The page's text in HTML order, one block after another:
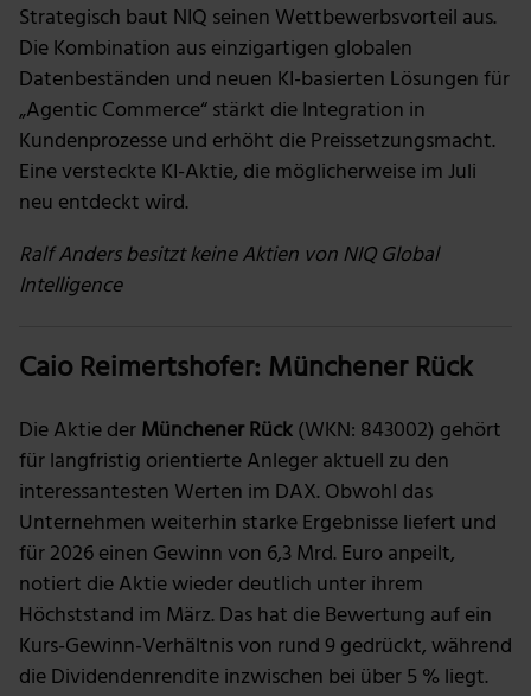
Strategisch baut NIQ seinen Wettbewerbsvorteil aus.
Die Kombination aus einzigartigen globalen
Datenbeständen und neuen KI-basierten Lösungen für
„Agentic Commerce“ stärkt die Integration in
Kundenprozesse und erhöht die Preissetzungsmacht.
Eine versteckte KI-Aktie, die möglicherweise im Juli
neu entdeckt wird.
Ralf Anders besitzt keine Aktien von NIQ Global
Intelligence
Caio Reimertshofer: Münchener Rück
Die Aktie derMünchener Rück(WKN: 843002) gehört
für langfristig orientierte Anleger aktuell zu den
interessantesten Werten im DAX. Obwohl das
Unternehmen weiterhin starke Ergebnisse liefert und
für 2026 einen Gewinn von 6,3 Mrd. Euro anpeilt,
notiert die Aktie wieder deutlich unter ihrem
Höchststand im März. Das hat die Bewertung auf ein
Kurs-Gewinn-Verhältnis von rund 9 gedrückt, während
die Dividendenrendite inzwischen bei über 5 % liegt.